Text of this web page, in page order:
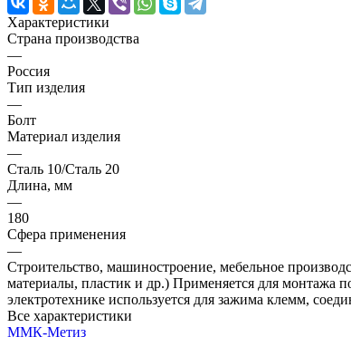
Характеристики
Страна производства
—
Россия
Тип изделия
—
Болт
Материал изделия
—
Сталь 10/Сталь 20
Длина, мм
—
180
Сфера применения
—
Строительство, машиностроение, мебельное
материалы, пластик и др.) Применяется для монтажа
электротехнике используется для зажима клемм,
Все характеристики
ММК-Метиз